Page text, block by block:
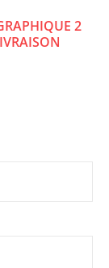
2
DE LIVRAISON